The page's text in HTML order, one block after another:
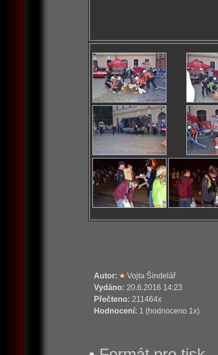
Autor:
Vojta Šindelář
Vydáno: 20.6.2016 14:23
Přečteno: 211464x
Hodnocení: 1 (hodnoceno 1x)